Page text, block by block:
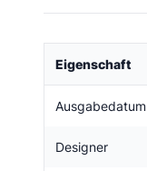
Eigenschaft
Ausgabedatum
Designer